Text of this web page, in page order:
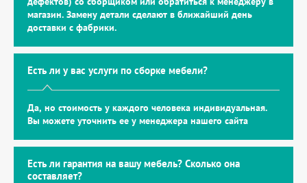
магазин. Замену детали сделают в ближайший день
доставки с фабрики.
Есть ли у вас услуги по сборке мебели?
Да, но стоимость у каждого человека индивидуальная.
Вы можете уточнить ее у менеджера нашего сайта
Есть ли гарантия на вашу мебель? Сколько она
составляет?